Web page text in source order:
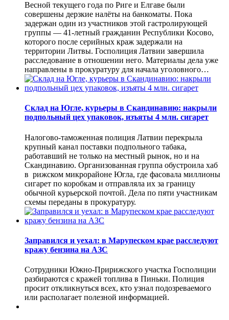
Весной текущего года по Риге и Елгаве были
совершены дерзкие налёты на банкоматы. Пока
задержан один из участников этой гастролирующей
группы — 41-летный гражданин Республики Косово,
которого после серийных краж задержали на
территории Литвы. Госполиция Латвии завершила
расследование в отношении него. Материалы дела уже
направлены в прокуратуру для начала уголовного…
Склад на Югле, курьеры в Скандинавию: накрыли
подпольный цех упаковок, изъяты 4 млн. сигарет
Налогово-таможенная полиция Латвии перекрыла
крупный канал поставки подпольного табака,
работавший не только на местный рынок, но и на
Скандинавию. Организованная группа обустроила хаб
в рижском микрорайоне Югла, где фасовала миллионы
сигарет по коробкам и отправляла их за границу
обычной курьерской почтой. Дела по пяти участникам
схемы переданы в прокуратуру.
Заправился и уехал: в Марупеском крае расследуют
кражу бензина на АЗС
Сотрудники Южно-Пририжского участка Госполиции
разбираются с кражей топлива в Пиньки. Полиция
просит откликнуться всех, кто узнал подозреваемого
или располагает полезной информацией.